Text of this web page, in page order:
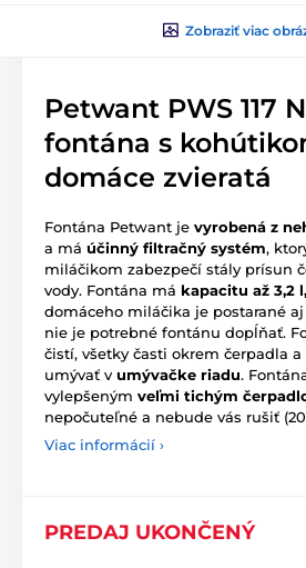
Zobraziť viac
Petwant PWS 117
fontána s
domáce zvieratá
Fontána Petwant je vyrobená z
a má účinný filtračný systém,
miláčikom zabezpečí stály prísun
vody. Fontána má kapacitu až 3,2 l,
domáceho miláčika je postarané
nie je potrebné fontánu dopĺňať.
čistí, všetky časti okrem čerpadla
umývať v umývačke riadu.
vylepšeným veľmi tichým
nepočuteľné a nebude vás rušiť
Viac informácií ›
PREDAJ UKONČENÝ